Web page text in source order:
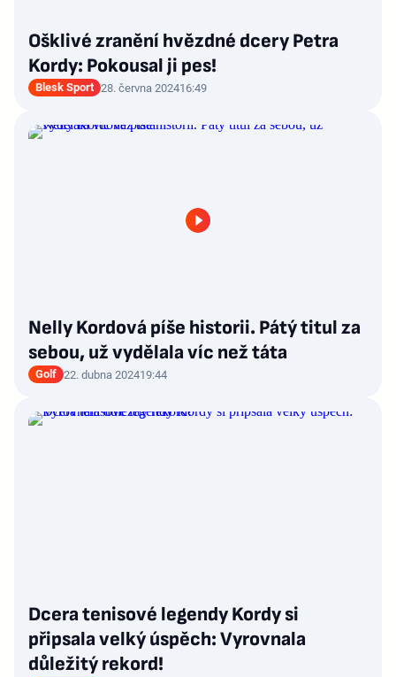
Ošklivé zranění hvězdné dcery Petra
Kordy: Pokousal ji pes!
Blesk Sport 28. června 202416:49
Nelly Kordová píše historii. Pátý titul za
sebou, už vydělala víc než táta
Golf 22. dubna 202419:44
Dcera tenisové legendy Kordy si
připsala velký úspěch: Vyrovnala
důležitý rekord!